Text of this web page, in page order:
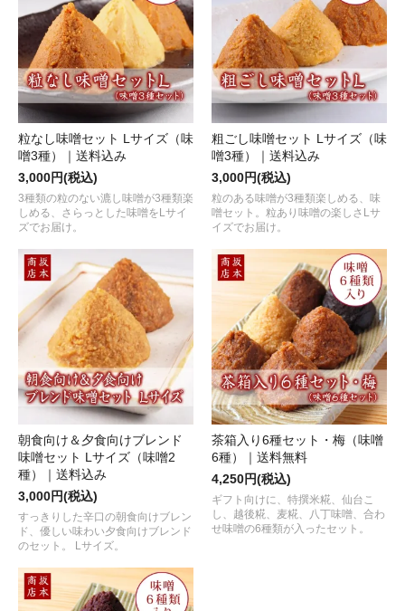
粒なし味噌セット Lサイズ（味
噌3種）｜送料込み
3,000円(税込)
3種類の粒のない漉し味噌が3種類楽
しめる、さらっとした味噌をLサイ
ズでお届け。
粗ごし味噌セット Lサイズ（味
噌3種）｜送料込み
3,000円(税込)
粒のある味噌が3種類楽しめる、味
噌セット。粒あり味噌の楽しさLサ
イズでお届け。
朝食向け＆夕食向けブレンド
味噌セット Lサイズ（味噌2
種）｜送料込み
3,000円(税込)
すっきりした辛口の朝食向けブレン
ド、優しい味わい夕食向けブレンド
のセット。 Lサイズ。
茶箱入り6種セット・梅（味噌
6種）｜送料無料
4,250円(税込)
ギフト向けに、特撰米糀、仙台こ
し、越後糀、麦糀、八丁味噌、合わ
せ味噌の6種類が入ったセット。